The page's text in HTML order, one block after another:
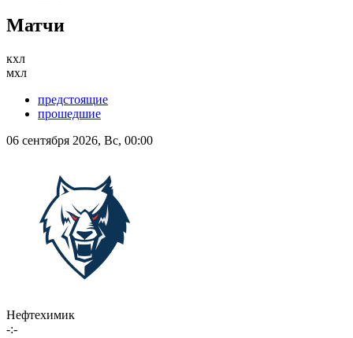
Матчи
кхл
мхл
предстоящие
прошедшие
06 сентября 2026, Вс, 00:00
Нефтехимик
-:-